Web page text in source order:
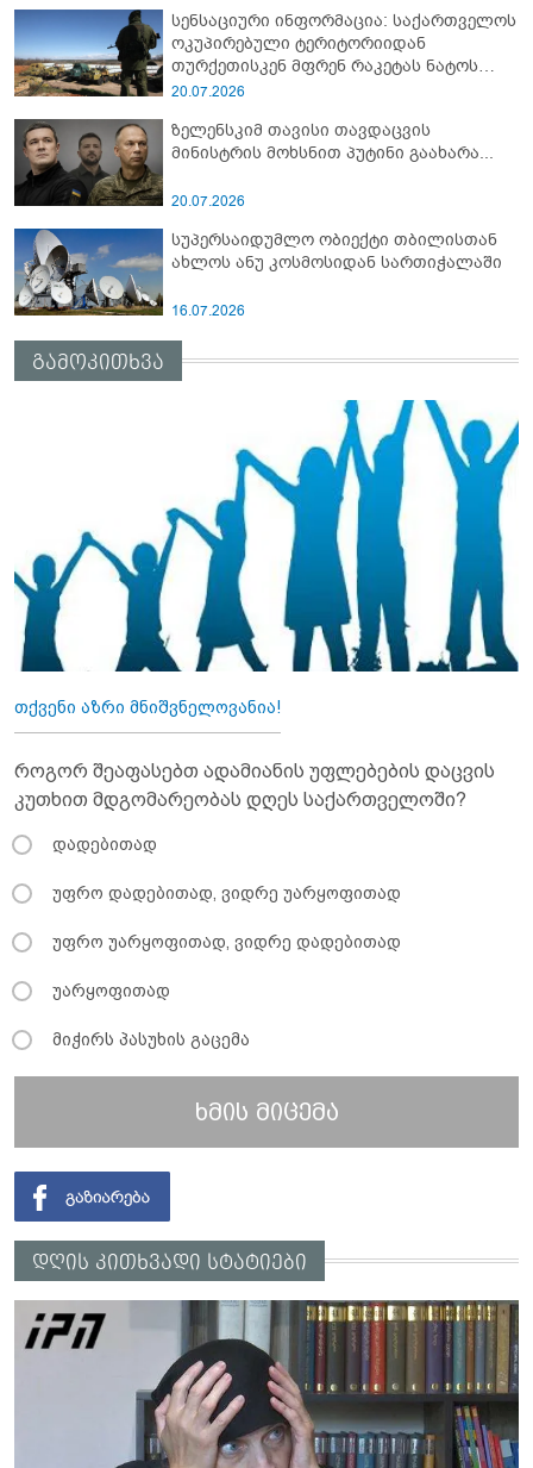
სენსაციური ინფორმაცია: საქართველოს
ოკუპირებული ტერიტორიიდან
თურქეთისკენ მფრენ რაკეტას ნატოს
სამიტი კინაღამ ჩაუშლია
20.07.2026
ზელენსკიმ თავისი თავდაცვის
მინისტრის მოხსნით პუტინი გაახარა...
20.07.2026
სუპერსაიდუმლო ობიექტი თბილისთან
ახლოს ანუ კოსმოსიდან სართიჭალაში
16.07.2026
გამოკითხვა
თქვენი აზრი მნიშვნელოვანია!
როგორ შეაფასებთ ადამიანის უფლებების დაცვის
კუთხით მდგომარეობას დღეს საქართველოში?
დადებითად
უფრო დადებითად, ვიდრე უარყოფითად
უფრო უარყოფითად, ვიდრე დადებითად
უარყოფითად
მიჭირს პასუხის გაცემა
ხმის მიცემა
დღის კითხვადი სტატიები